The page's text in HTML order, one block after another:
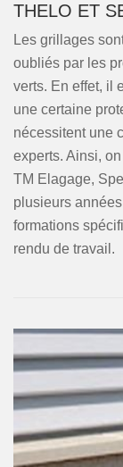
THELO ET
Les grillages
oubliés par les
verts. En effet, il
une certaine
nécessitent une
experts. Ainsi,
TM Elagage,
plusieurs
formations
rendu de travail.